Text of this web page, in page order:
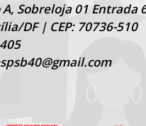
A, Sobreloja 01 Entrada
DF | CEP: 70736-510